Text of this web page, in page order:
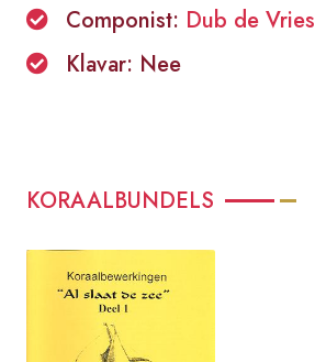
Componist: Dub de Vries
Klavar: Nee
KORAALBUNDELS